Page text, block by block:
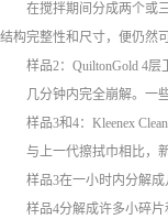
在搅拌期间分成两个或
结构完整性和尺寸，便仍然
样品2：QuiltonGold 4层
几分钟内完全崩解。一
样品3和4：Kleenex
与上一代擦拭巾相比，
样品3在一小时内分解
样品4分解成许多小碎